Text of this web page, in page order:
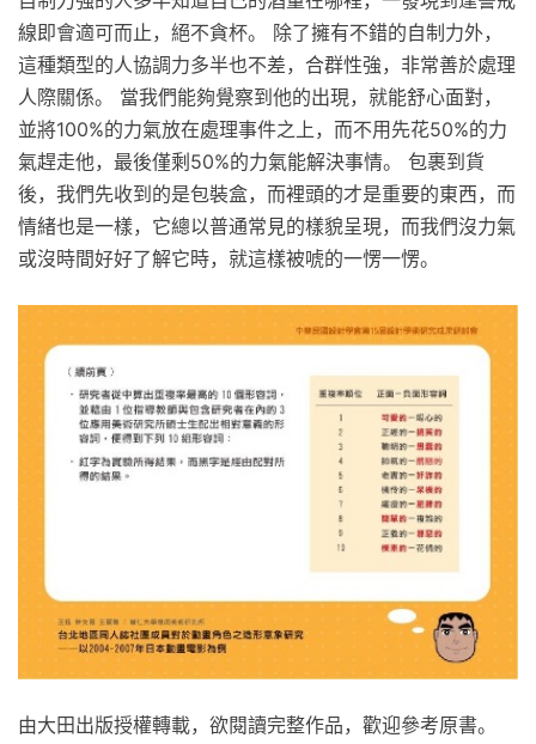
線即會適可而止，絕不貪杯。 除了擁有不錯的自制力外，
這種類型的人協調力多半也不差，合群性強，非常善於處理
人際關係。 當我們能夠覺察到他的出現，就能舒心面對，
並將100%的力氣放在處理事件之上，而不用先花50%的力
氣趕走他，最後僅剩50%的力氣能解決事情。 包裹到貨
後，我們先收到的是包裝盒，而裡頭的才是重要的東西，而
情緒也是一樣，它總以普通常見的樣貌呈現，而我們沒力氣
或沒時間好好了解它時，就這樣被唬的一愣一愣。
由大田出版授權轉載，欲閱讀完整作品，歡迎參考原書。